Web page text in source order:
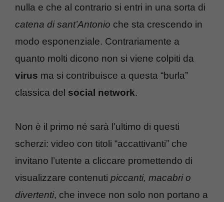
nulla e che al contrario si entri in una sorta di
catena di sant’Antonio che sta crescendo in
modo esponenziale. Contrariamente a
quanto molti dicono non si viene colpiti da
virus ma si contribuisce a questa “burla”
classica del social network.
Non è il primo né sarà l’ultimo di questi
scherzi: video con titoli “accattivanti” che
invitano l’utente a cliccare promettendo di
visualizzare contenuti piccanti, macabri o
divertenti, che invece non solo non portano a